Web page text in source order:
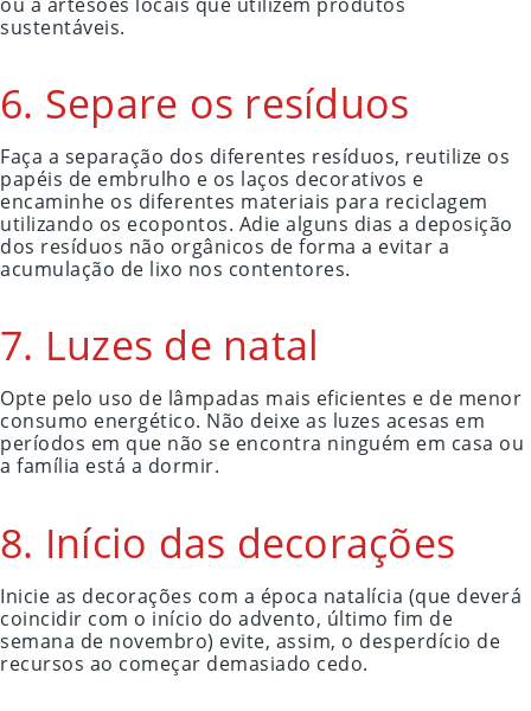
sustentáveis.
6. Separe os resíduos
Faça a separação dos diferentes resíduos, reutilize os
papéis de embrulho e os laços decorativos e
encaminhe os diferentes materiais para reciclagem
utilizando os ecopontos. Adie alguns dias a deposição
dos resíduos não orgânicos de forma a evitar a
acumulação de lixo nos contentores.
7. Luzes de natal
Opte pelo uso de lâmpadas mais eficientes e de menor
consumo energético. Não deixe as luzes acesas em
períodos em que não se encontra ninguém em casa ou
a família está a dormir.
8. Início das decorações
Inicie as decorações com a época natalícia (que deverá
coincidir com o início do advento, último fim de
semana de novembro) evite, assim, o desperdício de
recursos ao começar demasiado cedo.